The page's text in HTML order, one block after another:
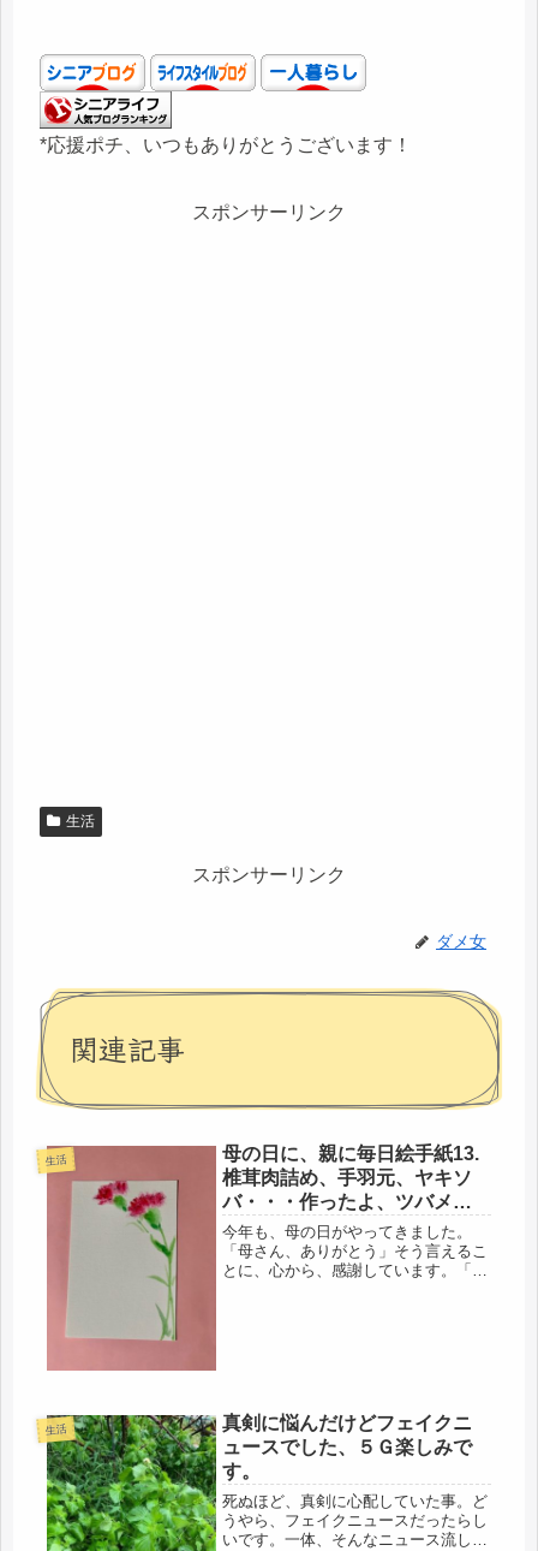
*応援ポチ、いつもありがとうございます！
スポンサーリンク
生活
スポンサーリンク
ダメ女
関連記事
生活
母の日に、親に毎日絵手紙13.
椎茸肉詰め、手羽元、ヤキソ
バ・・・作ったよ、ツバメも
居るよ～
今年も、母の日がやってきました。
「母さん、ありがとう」そう言えるこ
とに、心から、感謝しています。「も
生活
真剣に悩んだけどフェイクニ
ュースでした、５Ｇ楽しみで
す。
死ぬほど、真剣に心配していた事。ど
うやら、フェイクニュースだったらし
いです。一体、そんなニュース流し